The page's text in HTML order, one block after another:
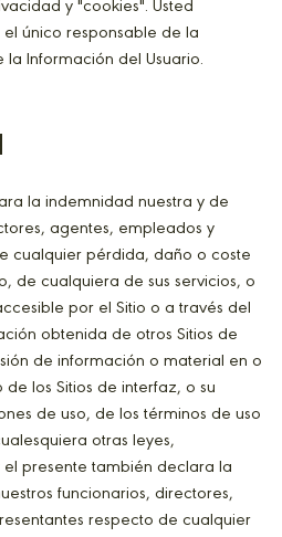
y "cookies". Usted
único responsable de la
Información del Usuario.
la indemnidad nuestra y de
agentes, empleados y
cualquier pérdida, daño o coste
de cualquiera de sus servicios, o
por el Sitio o a través del
obtenida de otros Sitios de
de información o material en o
los Sitios de interfaz, o su
de uso, de los términos de uso
otras leyes,
el presente también declara la
funcionarios, directores,
respecto de cualquier